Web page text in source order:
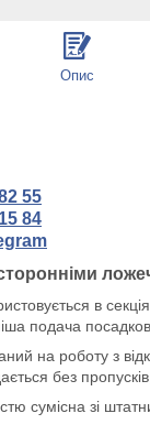
Опис
55
84
в
подача
на роботу з
без
сумісна зі